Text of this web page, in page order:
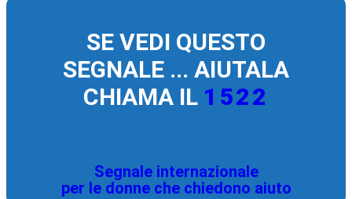
SE VEDI QUESTO
SEGNALE ... AIUTALA
CHIAMA IL 1522
Segnale internazionale
per le donne che chiedono aiuto